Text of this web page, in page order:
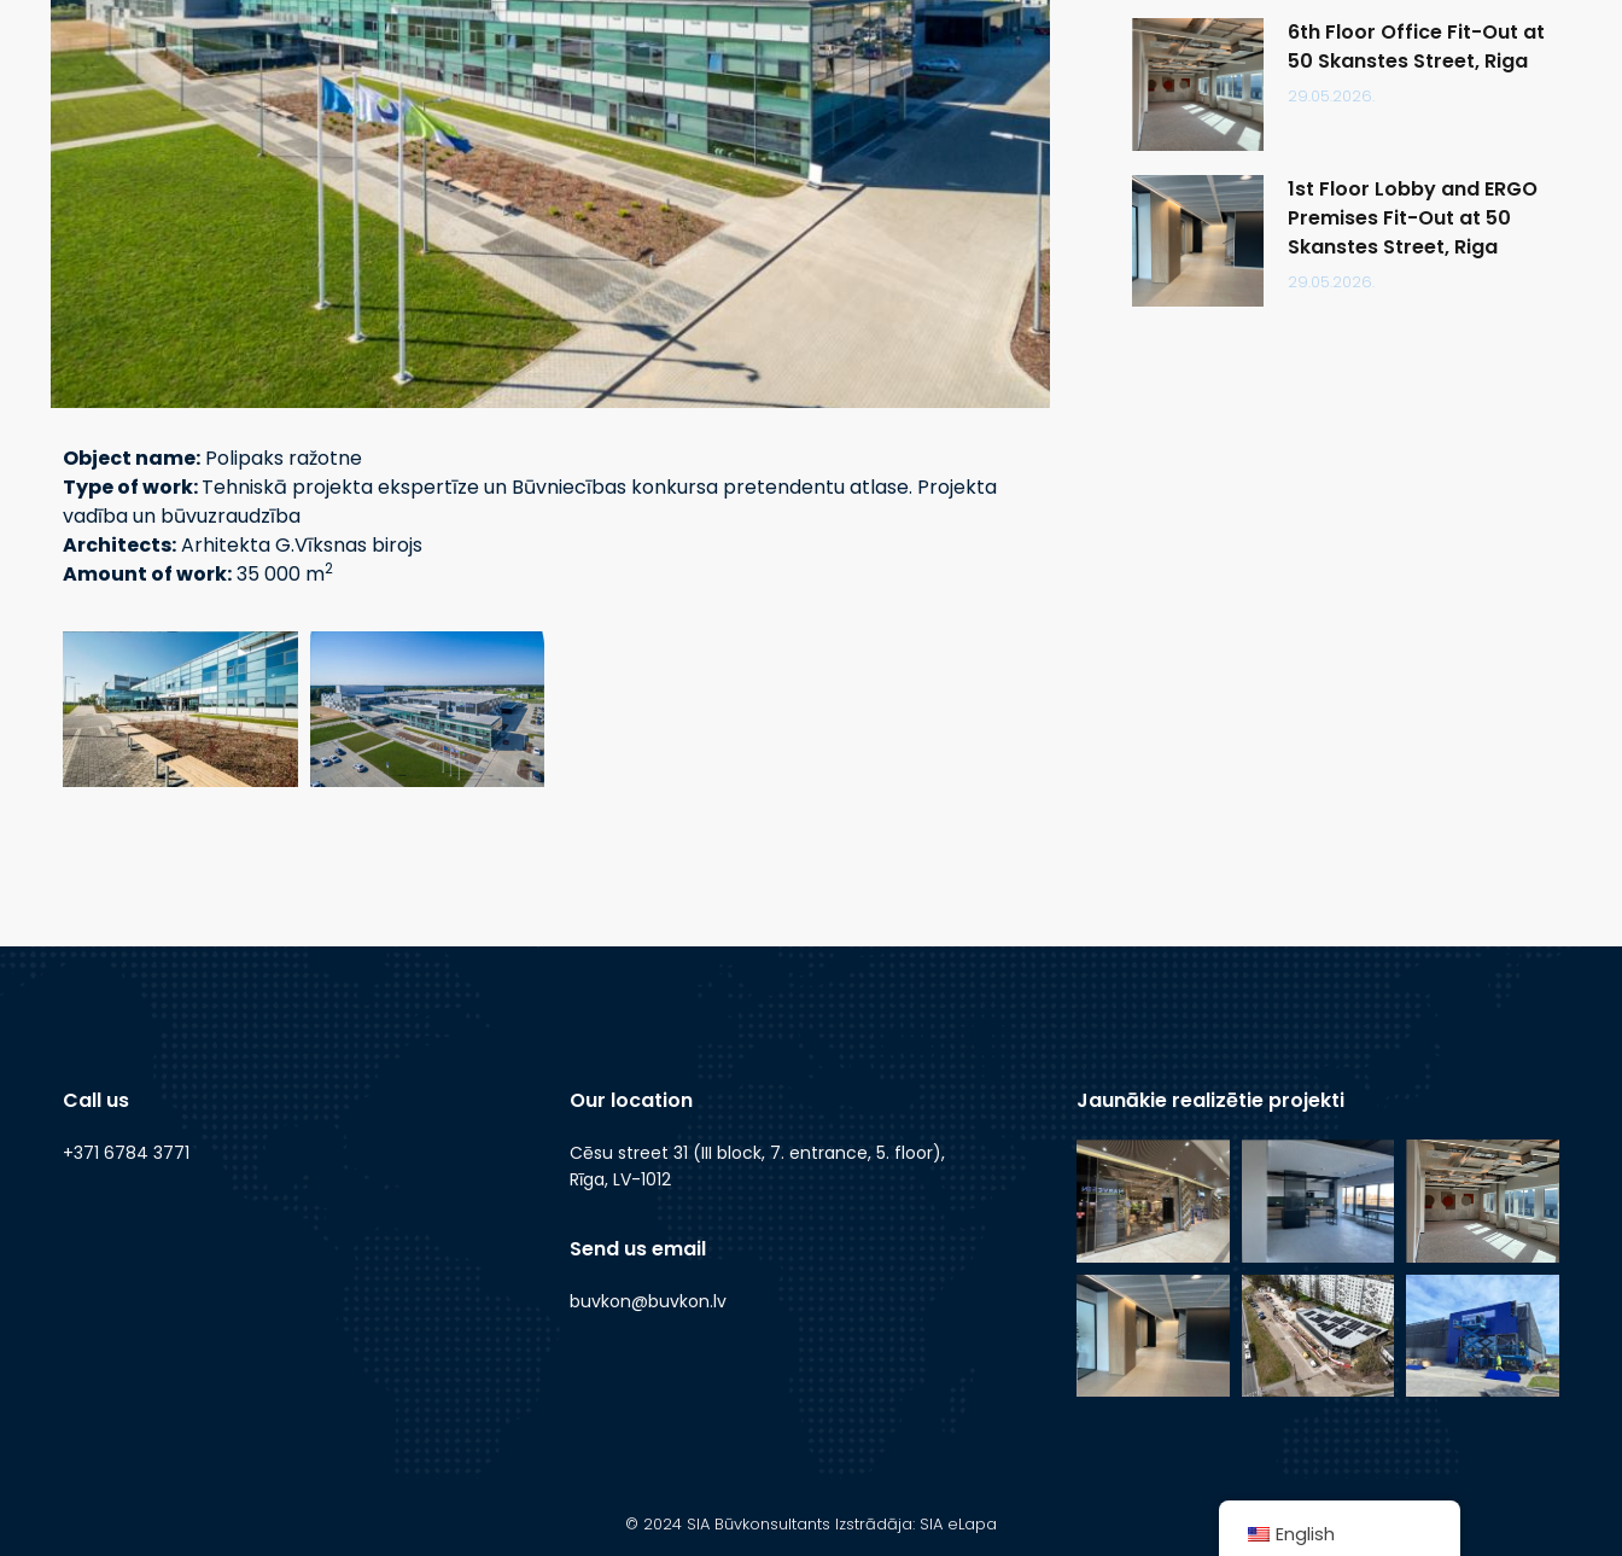
Object name: Polipaks ražotne
Type of work:Tehniskā projekta ekspertīze un Būvniecības konkursa pretendentu atlase. Projekta
vadība un būvuzraudzība
Architects:Arhitekta G.Vīksnas birojs
Amount of work:35 000 m2
6th Floor Office Fit-Out at
50 Skanstes Street, Riga
29.05.2026.
1st Floor Lobby and ERGO
Premises Fit-Out at 50
Skanstes Street, Riga
29.05.2026.
Call us
+371 6784 3771
Our location
Cēsu street 31 (III block, 7. entrance, 5. floor),
Rīga, LV-1012
Send us email
buvkon@buvkon.lv
Jaunākie realizētie projekti
© 2024 SIA Būvkonsultants Izstrādāja: SIA eLapa English